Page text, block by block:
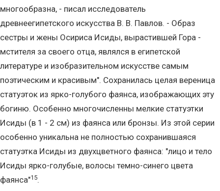
многообразна, - писал исследователь
древнеегипетского искусства В. В. Павлов. - Образ
сестры и жены Осириса Исиды, вырастившей Гора -
мстителя за своего отца, являлся в египетской
литературе и изобразительном искусстве самым
поэтическим и красивым". Сохранилась целая вереница
статуэток из ярко-голубого фаянса, изображающих эту
богиню. Особенно многочисленны мелкие статуэтки
Исиды (в 1 - 2 см) из фаянса или бронзы. Из этой серии
особенно уникальна не полностью сохранившаяся
статуэтка Исиды из двухцветного фаянса: "лицо и тело
Исиды ярко-голубые, волосы темно-синего цвета
фаянса"15.